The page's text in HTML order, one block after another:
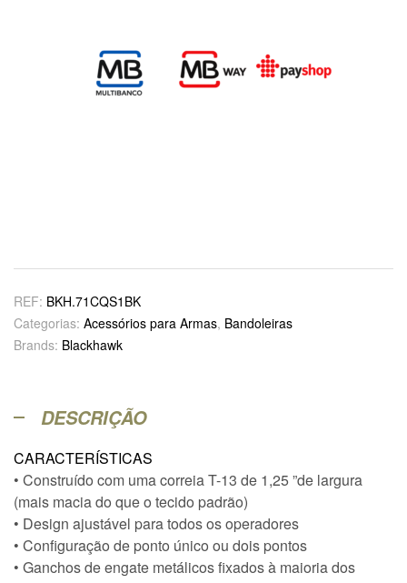
REF: BKH.71CQS1BK
Categorias: Acessórios para Armas, Bandoleiras
Brands: Blackhawk
DESCRIÇÃO
CARACTERÍSTICAS
• Construído com uma correia T-13 de 1,25 ”de largura
(mais macia do que o tecido padrão)
• Design ajustável para todos os operadores
• Configuração de ponto único ou dois pontos
• Ganchos de engate metálicos fixados à maioria dos